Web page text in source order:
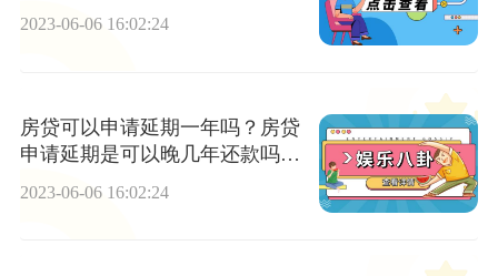
果严重吗？
2023-06-06 16:02:24
房贷可以申请延期一年吗？房贷
申请延期是可以晚几年还款吗？
2023-06-06 16:02:24